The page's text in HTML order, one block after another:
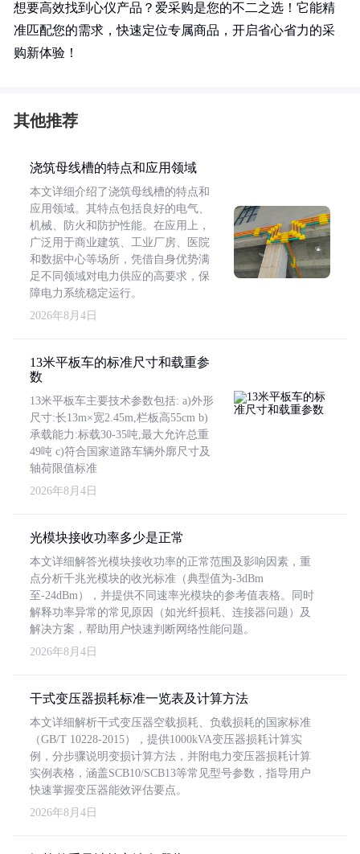
想要高效找到心仪产品？爱采购是您的不二之选！它能精
准匹配您的需求，快速定位专属商品，开启省心省力的采
购新体验！
其他推荐
浇筑母线槽的特点和应用领域
本文详细介绍了浇筑母线槽的特点和
应用领域。其特点包括良好的电气、
机械、防火和防护性能。在应用上，
广泛用于商业建筑、工业厂房、医院
和数据中心等场所，凭借自身优势满
足不同领域对电力供应的高要求，保
障电力系统稳定运行。
2026年8月4日
13米平板车的标准尺寸和载重参
数
13米平板车主要技术参数包括: a)外形
尺寸:长13m×宽2.45m,栏板高55cm b)
承载能力:标载30-35吨,最大允许总重
49吨 c)符合国家道路车辆外廓尺寸及
轴荷限值标准
2026年8月4日
光模块接收功率多少是正常
本文详细解答光模块接收功率的正常范围及影响因素，重
点分析千兆光模块的收光标准（典型值为-3dBm
至-24dBm），并提供不同速率光模块的参考值表格。同时
解释功率异常的常见原因（如光纤损耗、连接器问题）及
解决方案，帮助用户快速判断网络性能问题。
2026年8月4日
干式变压器损耗标准一览表及计算方法
本文详细解析干式变压器空载损耗、负载损耗的国家标准
（GB/T 10228-2015），提供1000kVA变压器损耗计算实
例，分步骤说明变损计算方法，并附电力变压器损耗计算
实例表格，涵盖SCB10/SCB13等常见型号参数，指导用户
快速掌握变压器能效评估要点。
2026年8月4日